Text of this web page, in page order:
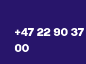
+47 22 90 37
00